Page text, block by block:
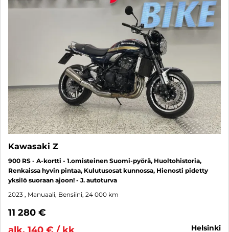
Kawasaki Z
900 RS - A-kortti - 1.omisteinen Suomi-pyörä, Huoltohistoria,
Renkaissa hyvin pintaa, Kulutusosat kunnossa, Hienosti pidetty
yksilö suoraan ajoon! - J. autoturva
2023 , Manuaali, Bensiini, 24 000 km
11 280 €
helsinki